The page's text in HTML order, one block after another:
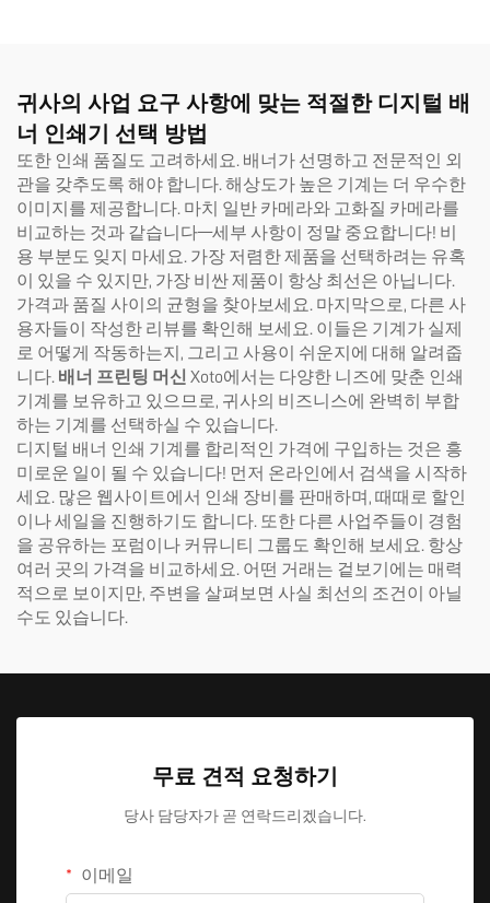
귀사의 사업 요구 사항에 맞는 적절한 디지털 배
너 인쇄기 선택 방법
또한 인쇄 품질도 고려하세요. 배너가 선명하고 전문적인 외
관을 갖추도록 해야 합니다. 해상도가 높은 기계는 더 우수한
이미지를 제공합니다. 마치 일반 카메라와 고화질 카메라를
비교하는 것과 같습니다—세부 사항이 정말 중요합니다! 비
용 부분도 잊지 마세요. 가장 저렴한 제품을 선택하려는 유혹
이 있을 수 있지만, 가장 비싼 제품이 항상 최선은 아닙니다.
가격과 품질 사이의 균형을 찾아보세요. 마지막으로, 다른 사
용자들이 작성한 리뷰를 확인해 보세요. 이들은 기계가 실제
로 어떻게 작동하는지, 그리고 사용이 쉬운지에 대해 알려줍
니다. 배너 프린팅 머신 Xoto에서는 다양한 니즈에 맞춘 인쇄
기계를 보유하고 있으므로, 귀사의 비즈니스에 완벽히 부합
하는 기계를 선택하실 수 있습니다.
디지털 배너 인쇄 기계를 합리적인 가격에 구입하는 것은 흥
미로운 일이 될 수 있습니다! 먼저 온라인에서 검색을 시작하
세요. 많은 웹사이트에서 인쇄 장비를 판매하며, 때때로 할인
이나 세일을 진행하기도 합니다. 또한 다른 사업주들이 경험
을 공유하는 포럼이나 커뮤니티 그룹도 확인해 보세요. 항상
여러 곳의 가격을 비교하세요. 어떤 거래는 겉보기에는 매력
적으로 보이지만, 주변을 살펴보면 사실 최선의 조건이 아닐
수도 있습니다.
무료 견적 요청하기
당사 담당자가 곧 연락드리겠습니다.
이메일